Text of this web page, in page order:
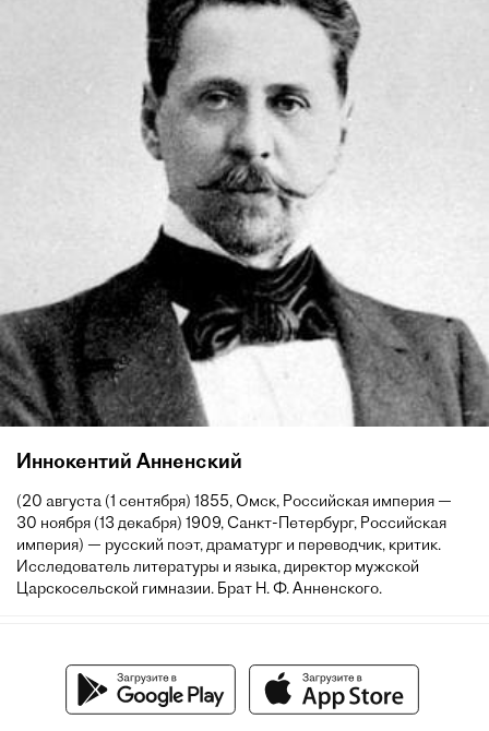
Иннокентий Анненский
(20 августа (1 сентября) 1855, Омск, Российская империя —
30 ноября (13 декабря) 1909, Санкт-Петербург, Российская
империя) — русский поэт, драматург и переводчик, критик.
Исследователь литературы и языка, директор мужской
Царскосельской гимназии. Брат Н. Ф. Анненского.